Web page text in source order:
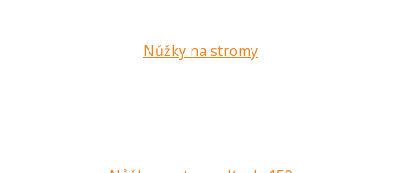
Nůžky na stromy